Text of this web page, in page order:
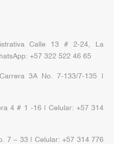
Calle 13 # 2-24, La
+57 322 522 46 65
3A No. 7-133/7-135 |
4 # 1 -16 | Celular: +57 314
7 – 33 | Celular: +57 314 776